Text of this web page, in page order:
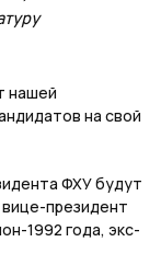
нашей
на свой
ФХУ будут
президент
1992 года, экс-